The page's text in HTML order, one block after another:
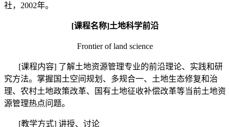
社， 2002年。
[课程名称]土地科学前沿
Frontier of land science
[课程内容] 了解土地资源管理专业的前沿理论、实践和研
究方法。掌握国土空间规划、多规合一、土地生态修复和治
理、农村土地政策改革、国有土地征收补偿改革等当前土地资
源管理热点问题。
[教学方式] 讲授、讨论